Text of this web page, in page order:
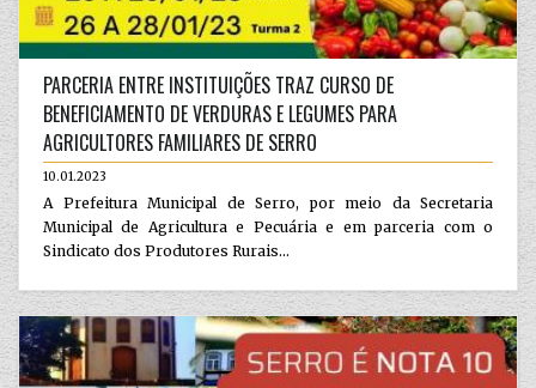
PARCERIA ENTRE INSTITUIÇÕES TRAZ CURSO DE
BENEFICIAMENTO DE VERDURAS E LEGUMES PARA
AGRICULTORES FAMILIARES DE SERRO
10.01.2023
A Prefeitura Municipal de Serro, por meio da Secretaria
Municipal de Agricultura e Pecuária e em parceria com o
Sindicato dos Produtores Rurais...